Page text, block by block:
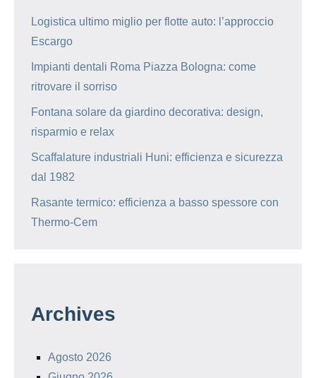
Logistica ultimo miglio per flotte auto: l’approccio
Escargo
Impianti dentali Roma Piazza Bologna: come
ritrovare il sorriso
Fontana solare da giardino decorativa: design,
risparmio e relax
Scaffalature industriali Huni: efficienza e sicurezza
dal 1982
Rasante termico: efficienza a basso spessore con
Thermo-Cem
Archives
Agosto 2026